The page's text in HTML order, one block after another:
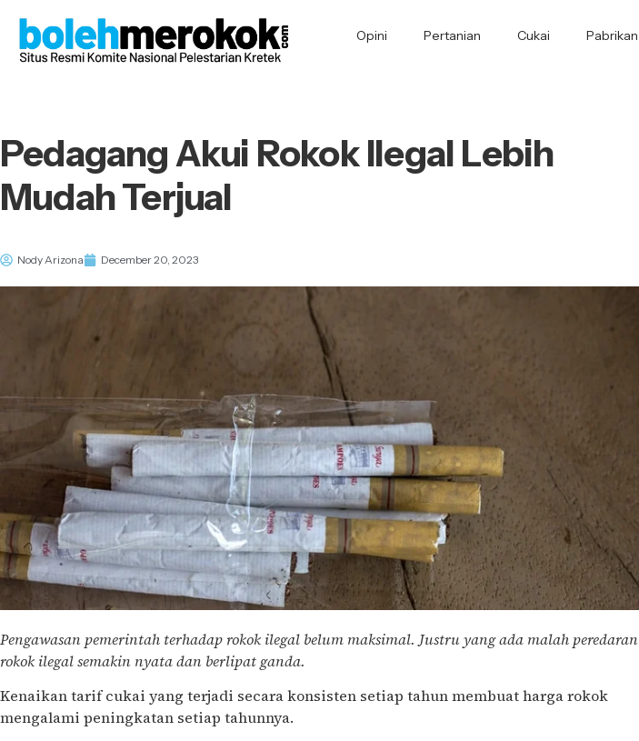
Opini Pertanian Cukai Pabrikan
Pedagang Akui Rokok Ilegal Lebih
Mudah Terjual
Nody Arizona December 20, 2023
Pengawasan pemerintah terhadap rokok ilegal belum maksimal. Justru yang ada malah peredaran
rokok ilegal semakin nyata dan berlipat ganda.
Kenaikan tarif cukai yang terjadi secara konsisten setiap tahun membuat harga rokok
mengalami peningkatan setiap tahunnya.